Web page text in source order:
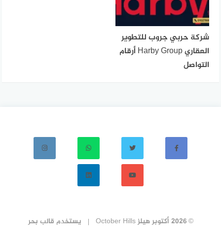
شركة حربي جروب للتطوير
العقاري Harby Group أرقام
التواصل
© 2026 أكتوبر هيلز October Hills يستخدم قالب بحر